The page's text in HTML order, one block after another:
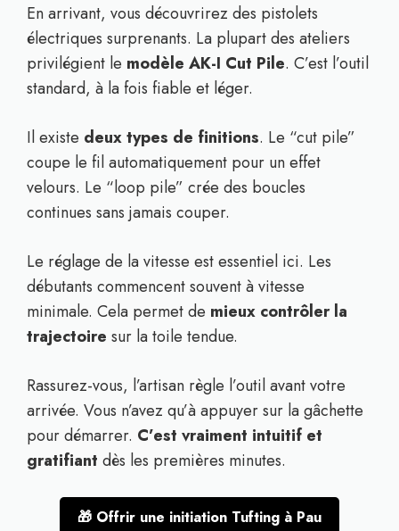
En arrivant, vous découvrirez des pistolets
électriques surprenants. La plupart des ateliers
privilégient le modèle AK-I Cut Pile. C’est l’outil
standard, à la fois fiable et léger.
Il existe deux types de finitions. Le “cut pile”
coupe le fil automatiquement pour un effet
velours. Le “loop pile” crée des boucles
continues sans jamais couper.
Le réglage de la vitesse est essentiel ici. Les
débutants commencent souvent à vitesse
minimale. Cela permet de mieux contrôler la
trajectoire sur la toile tendue.
Rassurez-vous, l’artisan règle l’outil avant votre
arrivée. Vous n’avez qu’à appuyer sur la gâchette
pour démarrer. C’est vraiment intuitif et
gratifiant dès les premières minutes.
🎁 Offrir une initiation Tufting à Pau